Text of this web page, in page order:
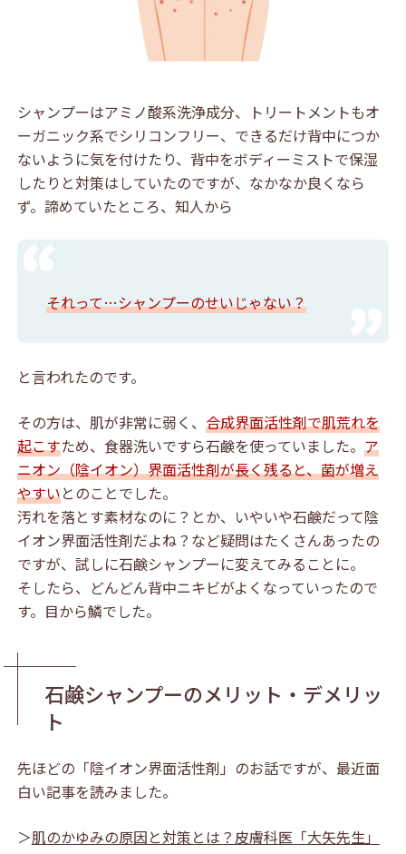
シャンプーはアミノ酸系洗浄成分、トリートメントもオ
ーガニック系でシリコンフリー、できるだけ背中につか
ないように気を付けたり、背中をボディーミストで保湿
したりと対策はしていたのですが、なかなか良くなら
ず。諦めていたところ、知人から
それって…シャンプーのせいじゃない？
と言われたのです。
その方は、肌が非常に弱く、 合成界面活性剤で肌荒れを
起こすため、食器洗いですら石鹸を使っていました。 ア
ニオン（陰イオン）界面活性剤が長く残ると、菌が増え
やすいとのことでした。
汚れを落とす素材なのに？とか、いやいや石鹸だって陰
イオン界面活性剤だよね？など疑問はたくさんあったの
ですが、試しに石鹸シャンプーに変えてみることに。
そしたら、どんどん背中ニキビがよくなっていったので
す。目から鱗でした。
石鹸シャンプーのメリット・デメリッ
ト
先ほどの「陰イオン界面活性剤」のお話ですが、最近面
白い記事を読みました。
＞肌のかゆみの原因と対策とは？皮膚科医「大矢先生」